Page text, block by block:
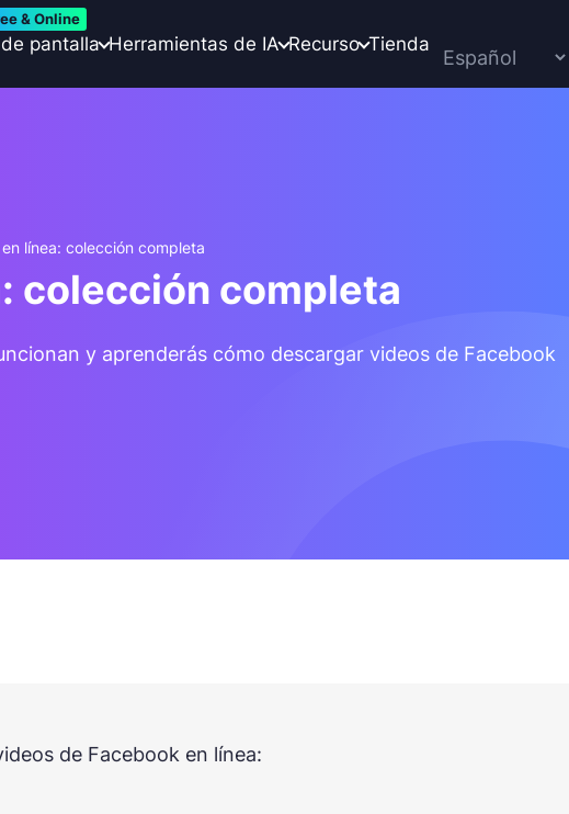
pantalla
& Online
Herramientas de IA Recurso Tienda
línea: colección completa
colección completa
y aprenderás cómo descargar videos de Facebook
de Facebook en línea: